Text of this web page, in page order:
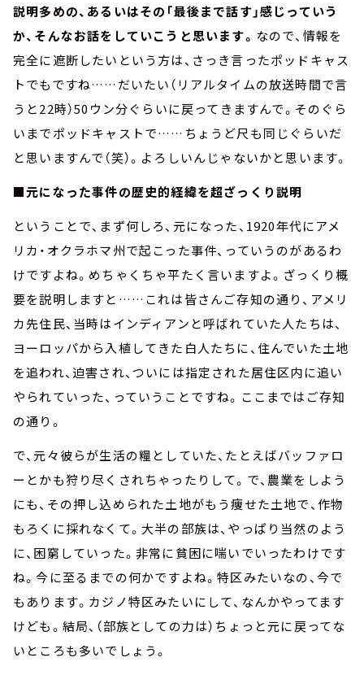
説明多めの、あるいはその「最後まで話す」感じっていう
か、そんなお話をしていこうと思います。 なので、情報を
完全に遮断したいという方は、さっき言ったポッドキャス
トでもですね……だいたい（リアルタイムの放送時間で言
うと22時）50ウン分ぐらいに戻ってきますんで。そのぐら
いまでポッドキャストで……ちょうど尺も同じぐらいだ
と思いますんで（笑）。よろしいんじゃないかと思います。
■元になった事件の歴史的経緯を超ざっくり説明
ということで、まず何しろ、元になった、1920年代にアメ
リカ・オクラホマ州で起こった事件、っていうのがあるわ
けですよね。めちゃくちゃ平たく言いますよ。ざっくり概
要を説明しますと……これは皆さんご存知の通り、アメリ
カ先住民、当時はインディアンと呼ばれていた人たちは、
ヨーロッパから入植してきた白人たちに、住んでいた土地
を追われ、迫害され、ついには指定された居住区内に追い
やられていった、っていうことですね。ここまではご存知
の通り。
で、元々彼らが生活の糧としていた、たとえばバッファロ
ーとかも狩り尽くされちゃったりして。で、農業をしよう
にも、その押し込められた土地がもう痩せた土地で、作物
もろくに採れなくて。大半の部族は、やっぱり当然のよう
に、困窮していった。非常に貧困に喘いでいったわけです
ね。今に至るまでの何かですよね。特区みたいなの、今で
もあります。カジノ特区みたいにして、なんかやってます
けども。結局、（部族としての力は）ちょっと元に戻ってな
いところも多いでしょう。